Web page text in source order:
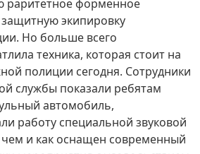
раритетное форменное
экипировку
Но больше всего
техника, которая стоит на
полиции сегодня. Сотрудники
службы показали ребятам
автомобиль,
работу специальной звуковой
чем и как оснащен современный